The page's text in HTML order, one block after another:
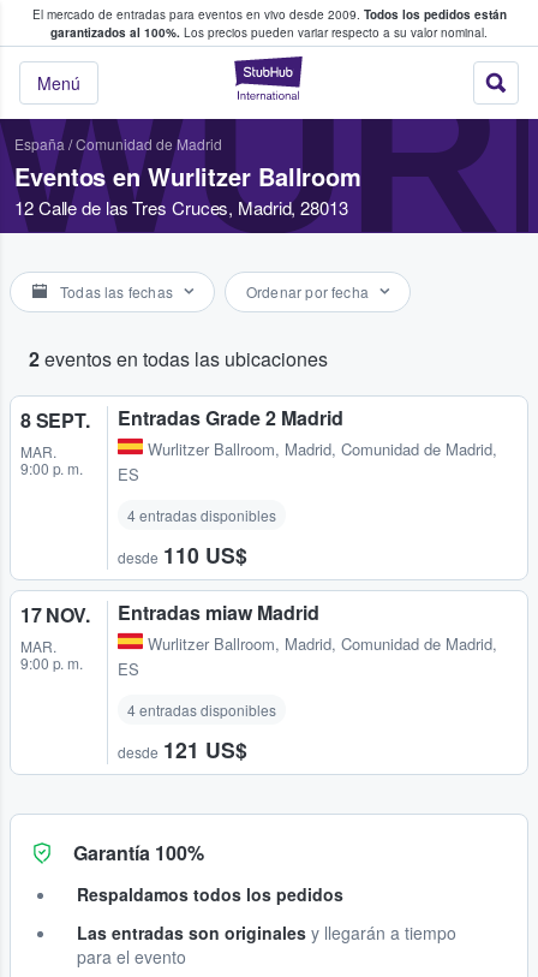
El mercado de entradas para eventos en vivo desde 2009. Todos los pedidos están
garantizados al 100%. Los precios pueden variar respecto a su valor nominal.
StubHub:
Menú
y venta de entradas entre fans
España /Comunidad de Madrid
Eventos en Wurlitzer Ballroom
12 Calle de las Tres Cruces, Madrid, 28013
Todas las fechas Ordenar por fecha
2eventos en todas las ubicaciones
8 SEPT.
MAR.
9:00 p. m.
Entradas Grade 2 Madrid
Wurlitzer Ballroom, Madrid, Comunidad de Madrid,
ES
4 entradas disponibles
desde 110 US$
17 NOV.
MAR.
9:00 p. m.
Entradas miaw Madrid
Wurlitzer Ballroom, Madrid, Comunidad de Madrid,
ES
4 entradas disponibles
desde 121 US$
Garantía 100%
Respaldamos todos los pedidos
Las entradas son originales y llegarán a tiempo
para el evento